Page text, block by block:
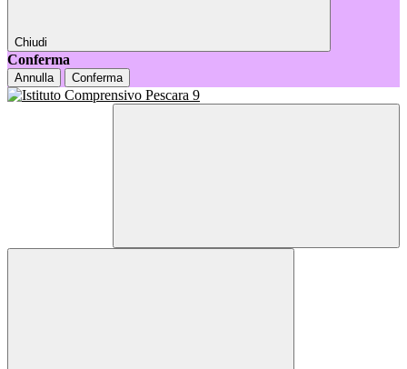
Chiudi
Conferma
Annulla Conferma